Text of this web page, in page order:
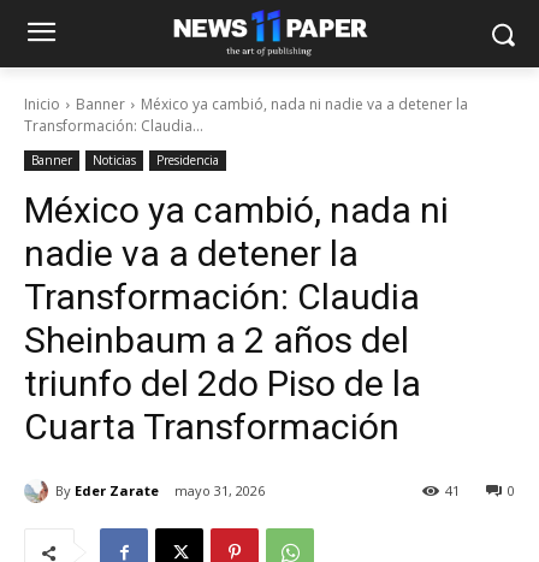
Inicio Banner
México ya cambió, nada ni nadie va a detener la
Transformación: Claudia...
Banner Noticias Presidencia
México ya cambió, nada ni
nadie va a detener la
Transformación: Claudia
Sheinbaum a 2 años del
triunfo del 2do Piso de la
Cuarta Transformación
By Eder Zarate mayo 31, 2026 0
41